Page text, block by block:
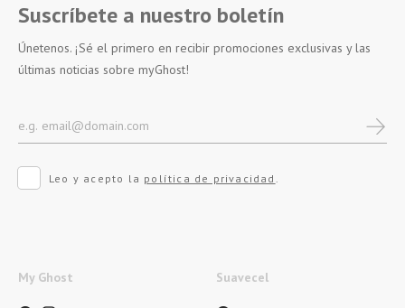
Suscríbete a nuestro boletín
Únetenos. ¡Sé el primero en recibir promociones exclusivas y las
últimas noticias sobre myGhost!
Leo y acepto la política de privacidad .
My Ghost Suavecel